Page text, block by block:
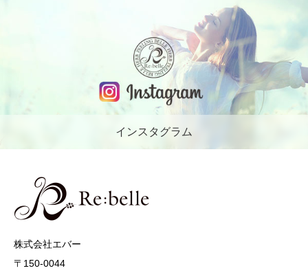
インスタグラム
株式会社エバー
〒150-0044